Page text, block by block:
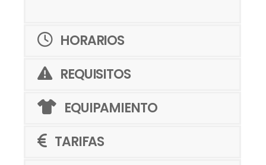
HORARIOS
REQUISITOS
EQUIPAMIENTO
TARIFAS